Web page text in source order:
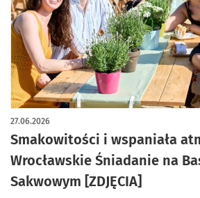
Smakowitości i wspaniała
Wrocławskie Śniadanie na
Sakwowym [ZDJĘCIA]
27.06.2026
artykuł z galerią zdjęć